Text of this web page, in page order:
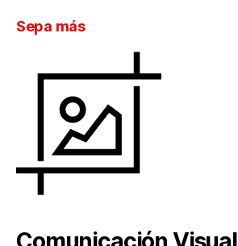
Sepa más